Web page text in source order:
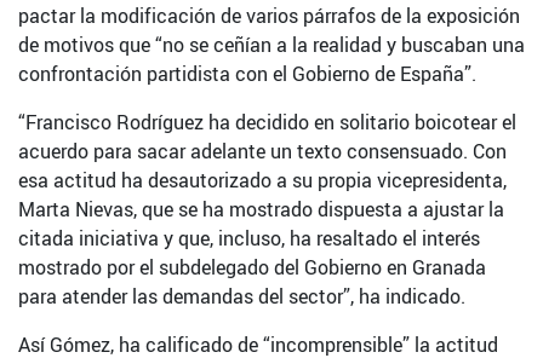
pactar la modificación de varios párrafos de la exposición
de motivos que “no se ceñían a la realidad y buscaban una
confrontación partidista con el Gobierno de España”.
“Francisco Rodríguez ha decidido en solitario boicotear el
acuerdo para sacar adelante un texto consensuado. Con
esa actitud ha desautorizado a su propia vicepresidenta,
Marta Nievas, que se ha mostrado dispuesta a ajustar la
citada iniciativa y que, incluso, ha resaltado el interés
mostrado por el subdelegado del Gobierno en Granada
para atender las demandas del sector”, ha indicado.
Así Gómez, ha calificado de “incomprensible” la actitud